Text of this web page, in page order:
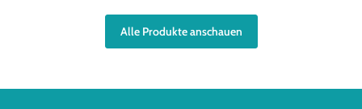
Alle Produkte anschauen